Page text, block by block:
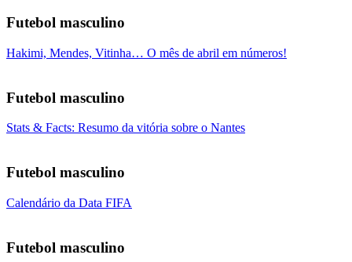
Futebol masculino
Hakimi, Mendes, Vitinha… O mês de abril em números!
Futebol masculino
Stats & Facts: Resumo da vitória sobre o Nantes
Futebol masculino
Calendário da Data FIFA
Futebol masculino